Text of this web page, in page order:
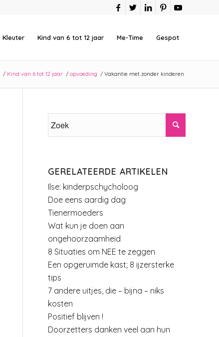
Kleuter Kind van 6 tot 12 jaar Me-Time Gespot
/ Kind van 6 tot 12 jaar / opvoeding / Vakantie met zonder kinderen
GERELATEERDE ARTIKELEN
Ilse: kinderpschycholoog
Doe eens aardig dag
Tienermoeders
Wat kun je doen aan
ongehoorzaamheid
8 Situaties om NEE te zeggen
Een opgeruimde kast; 8 ijzersterke
tips
7 andere uitjes, die – bijna – niks
kosten
Positief blijven !
Doorzetters danken veel aan hun